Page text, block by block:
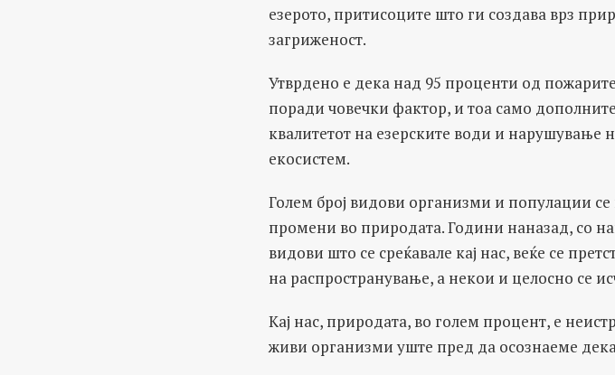
езерото, притисоците што ги создава врз
загриженост.
Утврдено е дека над 95 проценти од
поради човечки фактор, и тоа само
квалитетот на езерските води и нарушување
екосистем.
Голем број видови организми и популации
промени во природата. Години наназад, со
видови што се среќавале кај нас, веќе се
на распространување, а некои и целосно се
Кај нас, природата, во голем процент, е
живи организми уште пред да осознаеме дека